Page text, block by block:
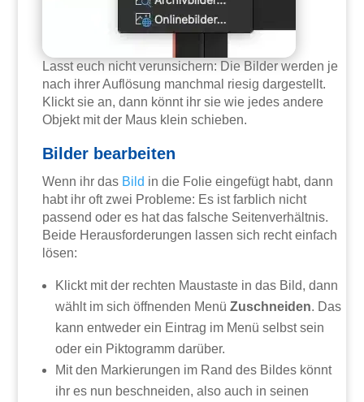
Lasst euch nicht verunsichern: Die Bilder werden je
nach ihrer Auflösung manchmal riesig dargestellt.
Klickt sie an, dann könnt ihr sie wie jedes andere
Objekt mit der Maus klein schieben.
Bilder bearbeiten
Wenn ihr das Bild in die Folie eingefügt habt, dann
habt ihr oft zwei Probleme: Es ist farblich nicht
passend oder es hat das falsche Seitenverhältnis.
Beide Herausforderungen lassen sich recht einfach
lösen:
Klickt mit der rechten Maustaste in das Bild, dann
wählt im sich öffnenden MenüZuschneiden. Das
kann entweder ein Eintrag im Menü selbst sein
oder ein Piktogramm darüber.
Mit den Markierungen im Rand des Bildes könnt
ihr es nun beschneiden, also auch in seinen